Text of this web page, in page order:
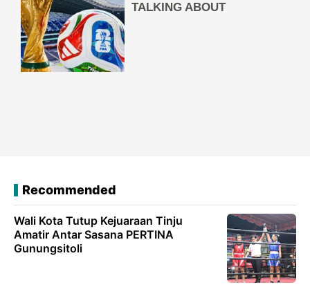
Recommended
Wali Kota Tutup Kejuaraan Tinju
Amatir Antar Sasana PERTINA
Gunungsitoli